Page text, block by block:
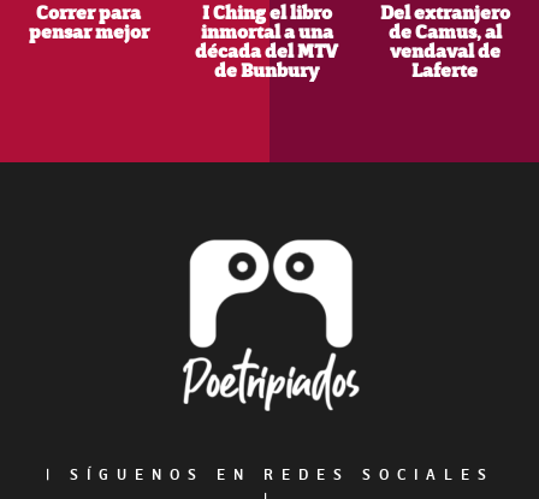
Correr para
pensar mejor
I Ching el libro
inmortal a una
década del MTV
de Bunbury
Del extranjero
de Camus, al
vendaval de
Laferte
|
SÍGUENOS EN REDES SOCIALES